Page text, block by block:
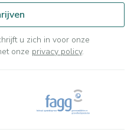
u zich in voor onze
onze privacy policy.